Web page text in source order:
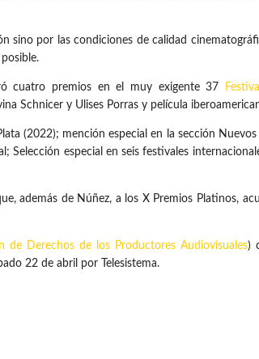
sino por las condiciones de calidad
cuatro premios en el muy exigente 37
Schnicer y Ulises Porras y película
(2022); mención especial en la sección
especial en seis festivales
además de Núñez, a los X Premios Platinos,
de Derechos de los Productores Audiovisuales)
22 de abril por Telesistema.